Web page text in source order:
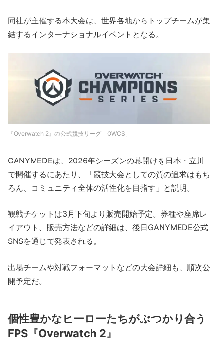
同社が主催する本大会は、世界各地からトップチームが集
結するインターナショナルイベントとなる。
『Overwatch 2』の公式競技リーグ「OWCS」
GANYMEDEは、2026年シーズンの幕開けを日本・立川
で開催するにあたり、「競技大会としての質の追求はもち
ろん、コミュニティ全体の活性化を目指す」と説明。
観戦チケットは3月下旬より販売開始予定。券種や座席レ
イアウト、販売方法などの詳細は、後日GANYMEDE公式
SNSを通じて発表される。
出場チームや対戦フォーマットなどの大会詳細も、順次公
開予定だ。
個性豊かなヒーローたちがぶつかり合う
FPS『Overwatch 2』